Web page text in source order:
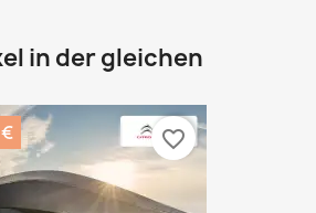
in der gleichen
favorite_border